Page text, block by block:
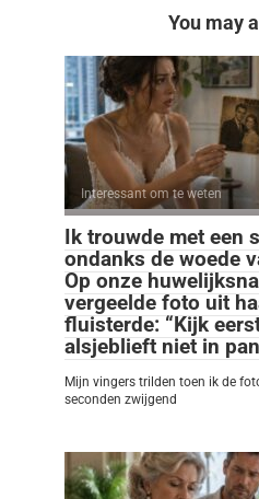
You may
Interessant om te weten
Ik trouwde met een
ondanks de woede
Op onze
vergeelde foto uit
fluisterde: “Kijk
alsjeblieft niet in
Mijn vingers trilden toen ik de
seconden zwijgend